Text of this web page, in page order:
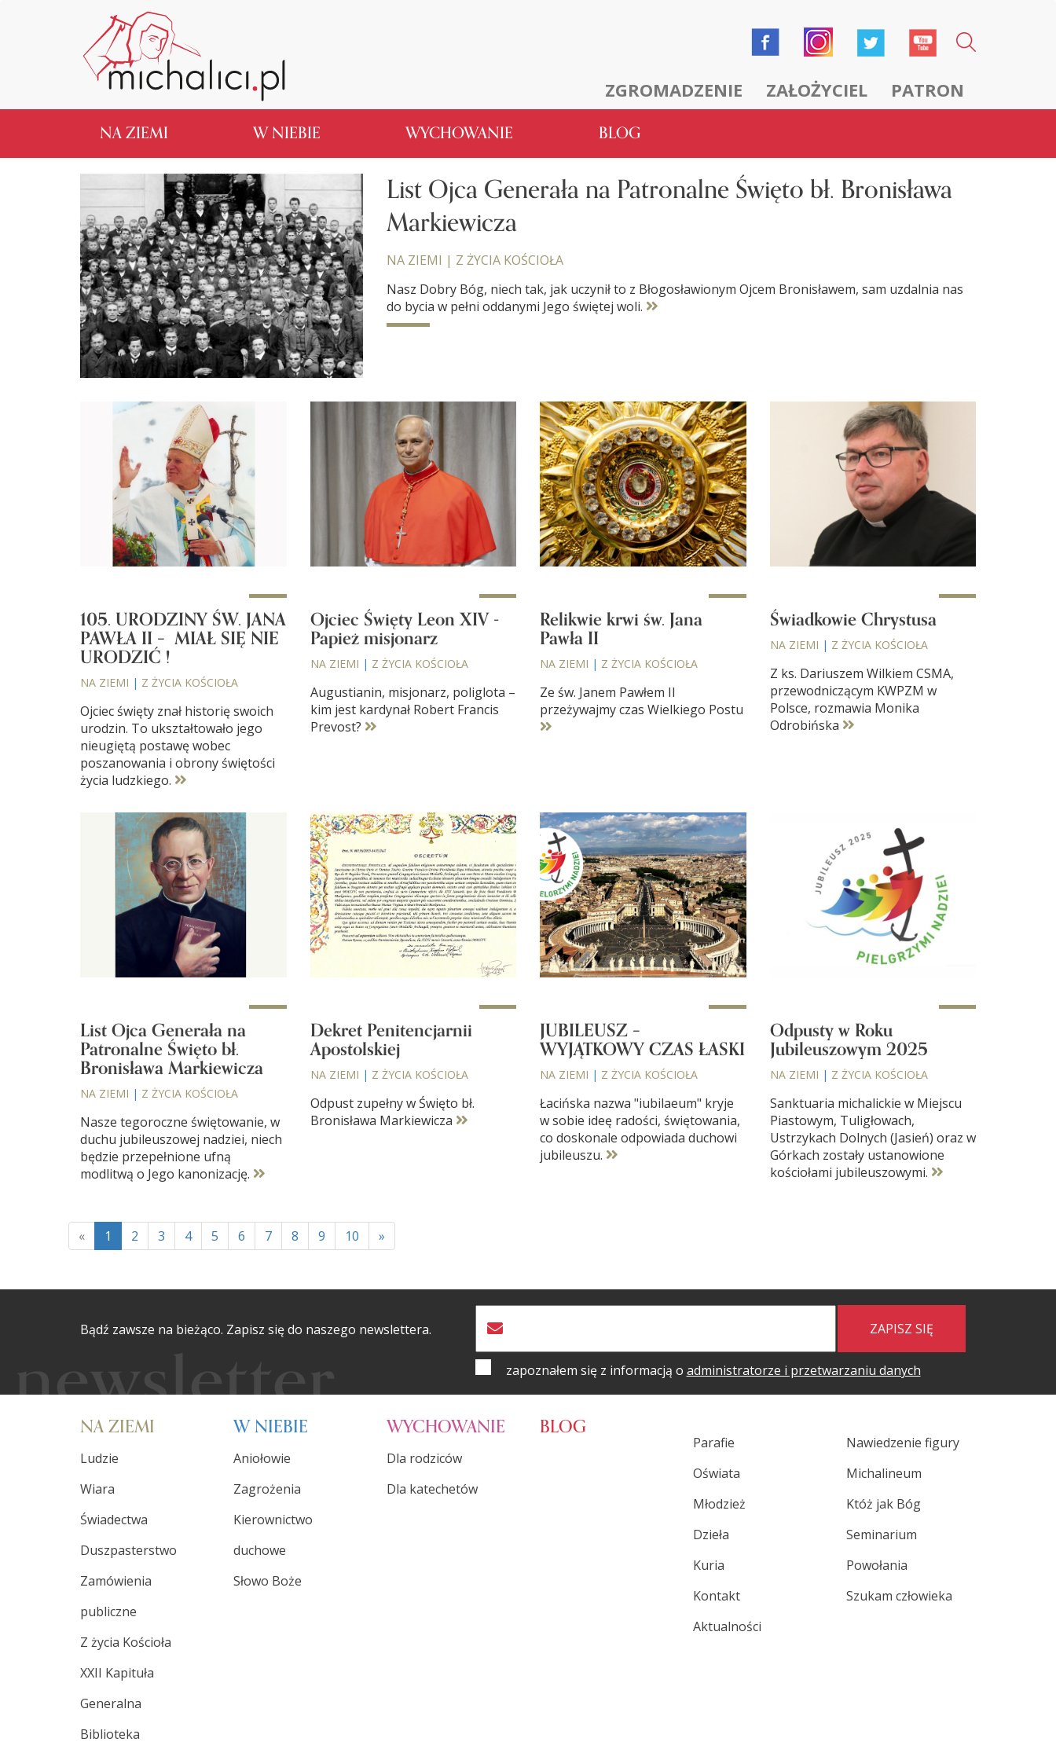
ZGROMADZENIE ZAŁOŻYCIEL PATRON
NA ZIEMI W NIEBIE WYCHOWANIE BLOG
List Ojca Generała na Patronalne Święto bł. Bronisława
Markiewicza
NA ZIEMI | Z ŻYCIA KOŚCIOŁA
Nasz Dobry Bóg, niech tak, jak uczynił to z Błogosławionym Ojcem Bronisławem, sam uzdalnia nas
do bycia w pełni oddanymi Jego świętej woli.
105. URODZINY ŚW. JANA
PAWŁA II – MIAŁ SIĘ NIE
URODZIĆ !
NA ZIEMI | Z ŻYCIA KOŚCIOŁA
Ojciec święty znał historię swoich
urodzin. To ukształtowało jego
nieugiętą postawę wobec
poszanowania i obrony świętości
życia ludzkiego.
Ojciec Święty Leon XIV -
Papież misjonarz
NA ZIEMI | Z ŻYCIA KOŚCIOŁA
Augustianin, misjonarz, poliglota –
kim jest kardynał Robert Francis
Prevost?
Relikwie krwi św. Jana
Pawła II
NA ZIEMI | Z ŻYCIA KOŚCIOŁA
Ze św. Janem Pawłem II
przeżywajmy czas Wielkiego Postu
Świadkowie Chrystusa
NA ZIEMI | Z ŻYCIA KOŚCIOŁA
Z ks. Dariuszem Wilkiem CSMA,
przewodniczącym KWPZM w
Polsce, rozmawia Monika
Odrobińska
List Ojca Generała na
Patronalne Święto bł.
Bronisława Markiewicza
NA ZIEMI | Z ŻYCIA KOŚCIOŁA
Nasze tegoroczne świętowanie, w
duchu jubileuszowej nadziei, niech
będzie przepełnione ufną
modlitwą o Jego kanonizację.
Dekret Penitencjarnii
Apostolskiej
NA ZIEMI | Z ŻYCIA KOŚCIOŁA
Odpust zupełny w Święto bł.
Bronisława Markiewicza
JUBILEUSZ –
WYJĄTKOWY CZAS ŁASKI
NA ZIEMI | Z ŻYCIA KOŚCIOŁA
Łacińska nazwa "iubilaeum" kryje
w sobie ideę radości, świętowania,
co doskonale odpowiada duchowi
jubileuszu.
Odpusty w Roku
Jubileuszowym 2025
NA ZIEMI | Z ŻYCIA KOŚCIOŁA
Sanktuaria michalickie w Miejscu
Piastowym, Tuligłowach,
Ustrzykach Dolnych (Jasień) oraz w
Górkach zostały ustanowione
kościołami jubileuszowymi.
« 1 2 3 4 5 6 7 8 9 10 »
Bądź zawsze na bieżąco. Zapisz się do naszego newslettera. ZAPISZ SIĘ
zapoznałem się z informacją o administratorze i przetwarzaniu danych
NA ZIEMI
Ludzie
Wiara
Świadectwa
Duszpasterstwo
Zamówienia
publiczne
Z życia Kościoła
XXII Kapituła
Generalna
Biblioteka
W NIEBIE
Aniołowie
Zagrożenia
Kierownictwo
duchowe
Słowo Boże
WYCHOWANIE
Dla rodziców
Dla katechetów
BLOG
Parafie
Oświata
Młodzież
Dzieła
Kuria
Kontakt
Aktualności
Nawiedzenie figury
Michalineum
Któż jak Bóg
Seminarium
Powołania
Szukam człowieka